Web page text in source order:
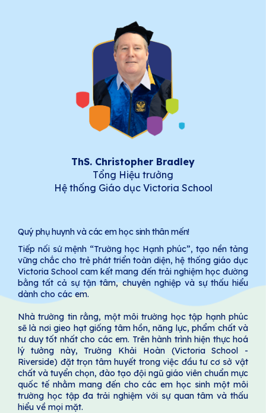
ThS. Christopher Bradley
Tổng Hiệu trưởng
Hệ thống Giáo dục Victoria School
Quý phụ huynh và các em học sinh thân mến!
Tiếp nối sứ mệnh “Trường học Hạnh phúc”, tạo nền tảng
vững chắc cho trẻ phát triển toàn diện, hệ thống giáo dục
Victoria School cam kết mang đến trải nghiệm học đường
bằng tất cả sự tận tâm, chuyên nghiệp và sự thấu hiểu
dành cho các em.
Nhà trường tin rằng, một môi trường học tập hạnh phúc
sẽ là nơi gieo hạt giống tâm hồn, năng lực, phẩm chất và
tư duy tốt nhất cho các em. Trên hành trình hiện thực hoá
lý tưởng này, Trường Khải Hoàn (Victoria School -
Riverside) đặt trọn tâm huyết trong việc đầu tư cơ sở vật
chất và tuyển chọn, đào tạo đội ngũ giáo viên chuẩn mực
quốc tế nhằm mang đến cho các em học sinh một môi
trường học tập đa trải nghiệm với sự quan tâm và thấu
hiểu về mọi mặt.